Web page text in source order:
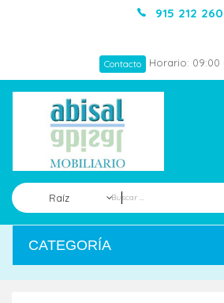
915 212 260
Contacto Horario: 09:00
Raíz
CATEGORÍA